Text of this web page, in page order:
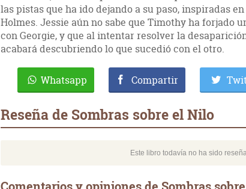
las pistas que ha ido dejando a su paso, inspiradas
Holmes. Jessie aún no sabe que Timothy ha forjado
con Georgie, y que al intentar resolver la
acabará descubriendo lo que sucedió con el otro.
Whatsapp Compartir
Reseña de Sombras sobre el Nilo
Este libro todavía no ha sido